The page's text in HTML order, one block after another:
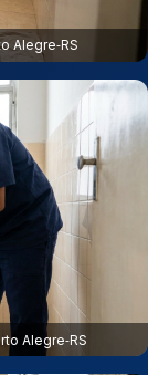
Alegre‑RS
Alegre‑RS